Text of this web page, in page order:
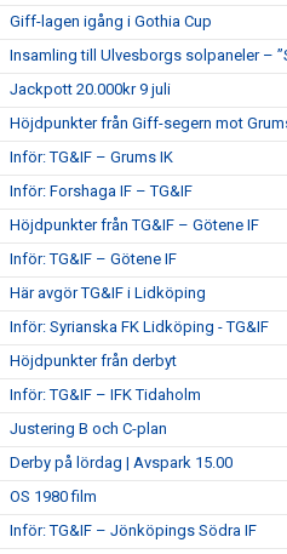
Giff-lagen igång i Gothia Cup
Insamling till Ulvesborgs solpaneler –
Jackpott 20.000kr 9 juli
Höjdpunkter från Giff-segern mot
Inför: TG&IF – Grums IK
Inför: Forshaga IF – TG&IF
Höjdpunkter från TG&IF – Götene IF
Inför: TG&IF – Götene IF
Här avgör TG&IF i Lidköping
Inför: Syrianska FK Lidköping - TG&IF
Höjdpunkter från derbyt
Inför: TG&IF – IFK Tidaholm
Justering B och C-plan
Derby på lördag | Avspark 15.00
OS 1980 film
Inför: TG&IF – Jönköpings Södra IF